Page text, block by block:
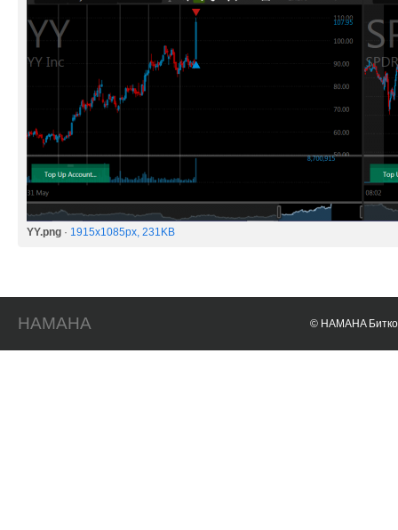
YY.png · 1915x1085px, 231KB
HAMAHA © HAMAHA